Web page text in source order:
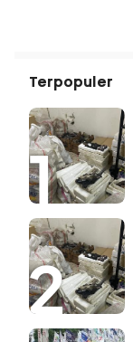
Terpopuler